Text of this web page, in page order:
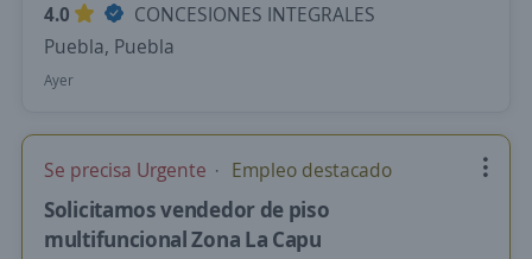
4.0
CONCESIONES INTEGRALES
Puebla, Puebla
Ayer
Se precisa Urgente Empleo destacado
Solicitamos vendedor de piso
multifuncional Zona La Capu